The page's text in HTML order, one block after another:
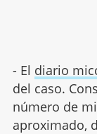
- El diario
del caso.
número de
aproximado,